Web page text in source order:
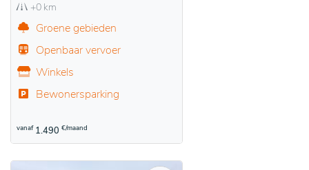
+0 km
Groene gebieden
Openbaar vervoer
Winkels
Bewonersparking
vanaf 1.490 €/maand